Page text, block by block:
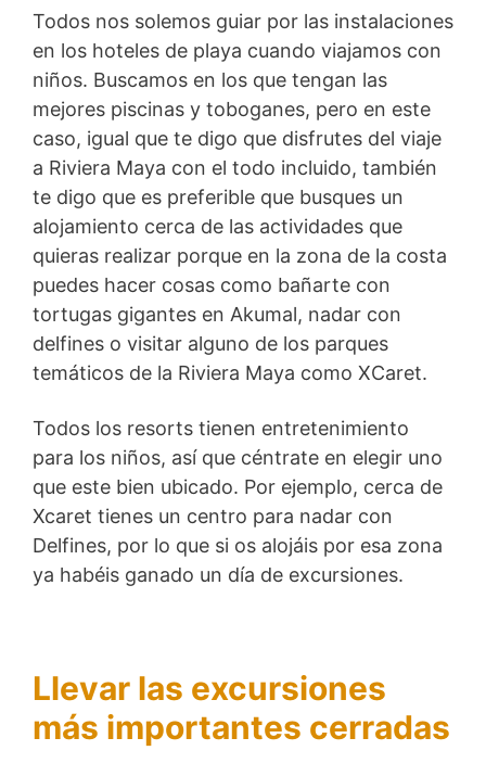
Todos nos solemos guiar por las instalaciones
en los hoteles de playa cuando viajamos con
niños. Buscamos en los que tengan las
mejores piscinas y toboganes, pero en este
caso, igual que te digo que disfrutes del viaje
a Riviera Maya con el todo incluido, también
te digo que es preferible que busques un
alojamiento cerca de las actividades que
quieras realizar porque en la zona de la costa
puedes hacer cosas como bañarte con
tortugas gigantes en Akumal, nadar con
delfines o visitar alguno de los parques
temáticos de la Riviera Maya como XCaret.
Todos los resorts tienen entretenimiento
para los niños, así que céntrate en elegir uno
que este bien ubicado. Por ejemplo, cerca de
Xcaret tienes un centro para nadar con
Delfines, por lo que si os alojáis por esa zona
ya habéis ganado un día de excursiones.
Llevar las excursiones
más importantes cerradas